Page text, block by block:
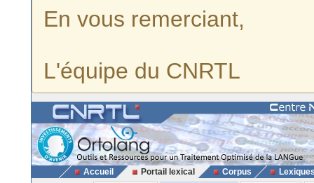
En vous remerciant,
L'équipe du CNRTL
Accueil Portail lexical Corpus